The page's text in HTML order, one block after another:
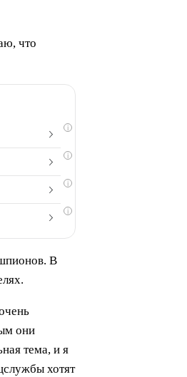
что
i
i
i
i
В
они
тема, и я
хотят